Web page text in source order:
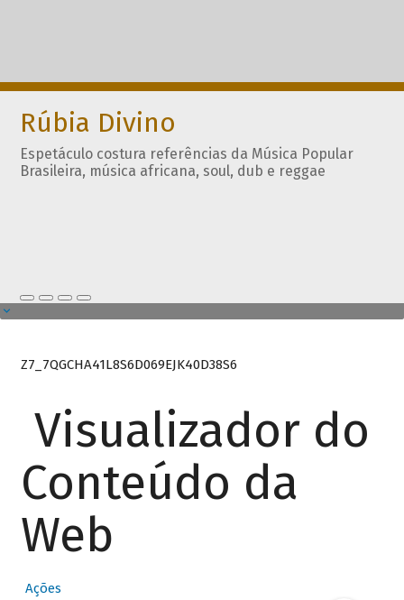
Rúbia Divino
Espetáculo costura referências da Música Popular
Brasileira, música africana, soul, dub e reggae
Z7_7QGCHA41L8S6D069EJK40D38S6
Visualizador do
Conteúdo da
Web
Ações